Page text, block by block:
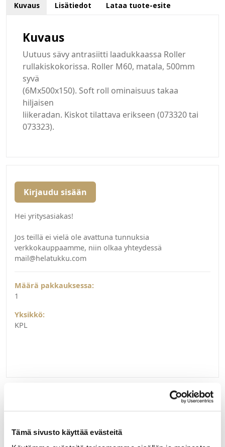
Tämä sivusto käyttää evästeitä
Kuvaus Lisätiedot Lataa tuote-esite
Kuvaus
Uutuus sävy antrasiitti laadukkaassa Roller
rullakiskokorissa. Roller M60, matala, 500mm
syvä
(6Mx500x150). Soft roll ominaisuus takaa
hiljaisen
liikeradan. Kiskot tilattava erikseen (073320 tai
073323).
Kirjaudu sisään
Hei yritysasiakas!
Jos teillä ei vielä ole avattuna tunnuksia
verkkokauppaamme, niin olkaa yhteydessä
mail@helatukku.com
Määrä pakkauksessa:
1
Yksikkö:
KPL